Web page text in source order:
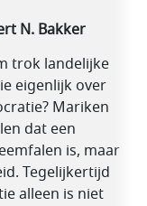
N. Bakker
trok landelijke
eigenlijk over
Mariken
dat een
is, maar
Tegelijkertijd
alleen is niet